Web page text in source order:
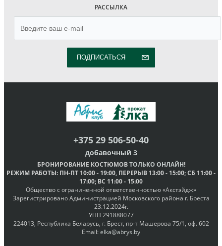
РАССЫЛКА
ПОДПИСАТЬСЯ
+375 29 506-50-40
добавочный 3
БРОНИРОВАНИЕ КОСТЮМОВТОЛЬКО ОНЛАЙН!
РЕЖИМ РАБОТЫ: ПН-ПТ 10:00 - 19:00, ПЕРЕРЫВ 13:00 - 15:00; СБ 11:00 -
17:00; ВС 11:00 - 15:00
Общество с ограниченной ответственностью «Акстэйдж»
Зарегистрировано Администрацией Московского района г. Бреста
23.12.2024г.
УНП 291888077
224013, Республика Беларусь, г. Брест, пр-т Машерова 75/1, оф. 602
Email:elka@abrys.by